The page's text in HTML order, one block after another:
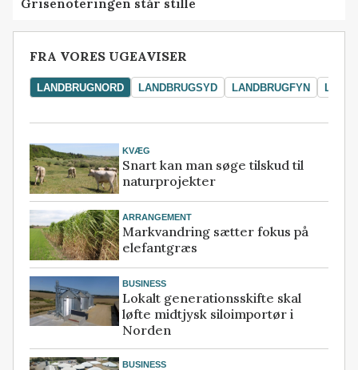
Grisenoteringen står stille
FRA VORES UGEAVISER
LANDBRUGNORD LANDBRUGSYD LANDBRUGFYN
KVÆG
Snart kan man søge tilskud til
naturprojekter
ARRANGEMENT
Markvandring sætter fokus på
elefantgræs
BUSINESS
Lokalt generationsskifte skal
løfte midtjysk siloimportør i
Norden
BUSINESS